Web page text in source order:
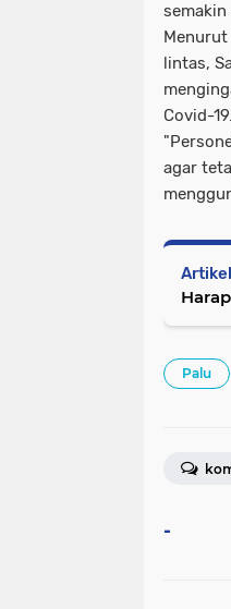
semakin
lintas,
Covid-19.
agar
Palu
-